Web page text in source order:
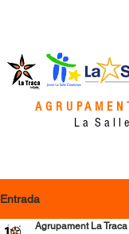
L a S a l l
Entrada
Agrupament La Traca